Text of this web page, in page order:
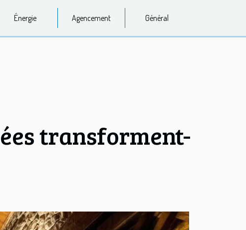
Énergie Agencement Général
transforment-